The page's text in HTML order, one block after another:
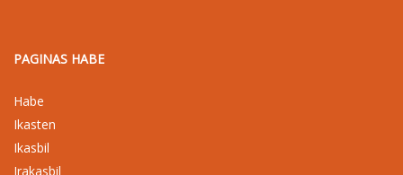
PAGINAS HABE
Habe
Ikasten
Ikasbil
Irakasbil